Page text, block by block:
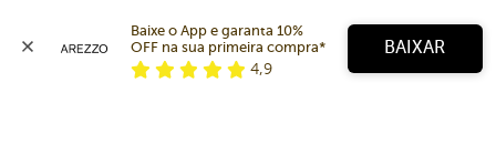
Baixe o App e garanta 10%
OFF na sua primeira compra*
4,9
BAIXAR